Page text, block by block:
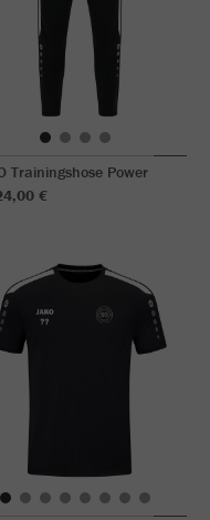
Trainingshose Power
€